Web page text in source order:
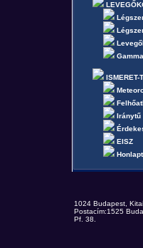
ISMERET-
Iránytű
EISZ
1024 Budapest,
Postacím:1525
Pf. 38.